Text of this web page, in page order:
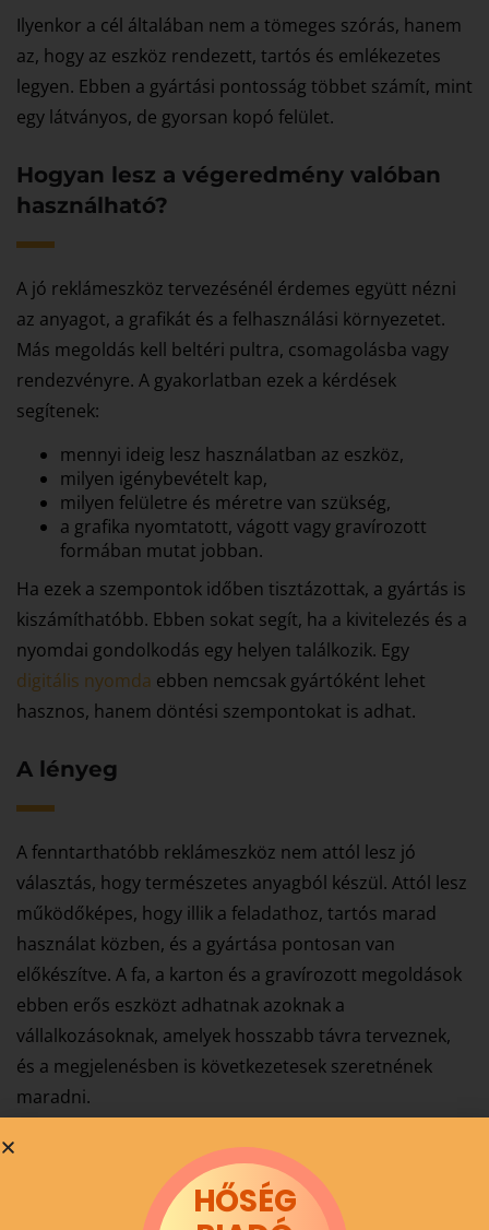
Ilyenkor a cél általában nem a tömeges szórás, hanem
az, hogy az eszköz rendezett, tartós és emlékezetes
legyen. Ebben a gyártási pontosság többet számít, mint
egy látványos, de gyorsan kopó felület.
Hogyan lesz a végeredmény valóban
használható?
A jó reklámeszköz tervezésénél érdemes együtt nézni
az anyagot, a grafikát és a felhasználási környezetet.
Más megoldás kell beltéri pultra, csomagolásba vagy
rendezvényre. A gyakorlatban ezek a kérdések
segítenek:
mennyi ideig lesz használatban az eszköz,
milyen igénybevételt kap,
milyen felületre és méretre van szükség,
a grafika nyomtatott, vágott vagy gravírozott
formában mutat jobban.
Ha ezek a szempontok időben tisztázottak, a gyártás is
kiszámíthatóbb. Ebben sokat segít, ha a kivitelezés és a
nyomdai gondolkodás egy helyen találkozik. Egy
digitális nyomda ebben nemcsak gyártóként lehet
hasznos, hanem döntési szempontokat is adhat.
A lényeg
A fenntarthatóbb reklámeszköz nem attól lesz jó
választás, hogy természetes anyagból készül. Attól lesz
működőképes, hogy illik a feladathoz, tartós marad
használat közben, és a gyártása pontosan van
előkészítve. A fa, a karton és a gravírozott megoldások
ebben erős eszközt adhatnak azoknak a
vállalkozásoknak, amelyek hosszabb távra terveznek,
és a megjelenésben is következetesek szeretnének
maradni.
Miben lehetünk a segítségére?
Vegye fel velünk a kapcsolatot, és mi biztosan
HŐSÉG